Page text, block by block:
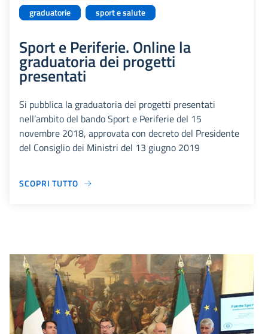
graduatorie
sport e salute
Sport e Periferie. Online la
graduatoria dei progetti
presentati
Si pubblica la graduatoria dei progetti presentati
nell’ambito del bando Sport e Periferie del 15
novembre 2018, approvata con decreto del Presidente
del Consiglio dei Ministri del 13 giugno 2019
SCOPRI TUTTO